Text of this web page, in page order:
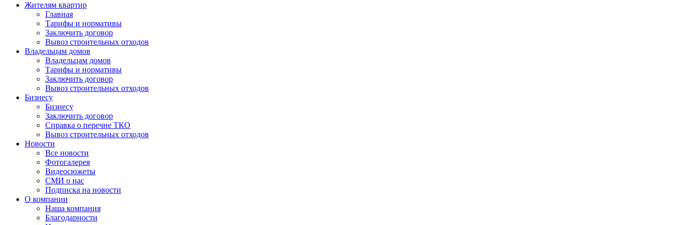
Жителям квартир
Главная
Тарифы и нормативы
Заключить договор
Вывоз строительных отходов
Владельцам домов
Владельцам домов
Тарифы и нормативы
Заключить договор
Вывоз строительных отходов
Бизнесу
Бизнесу
Заключить договор
Справка о перечне ТКО
Вывоз строительных отходов
Новости
Все новости
Фотогалерея
Видеосюжеты
СМИ о нас
Подписка на новости
О компании
Наша компания
Благодарности